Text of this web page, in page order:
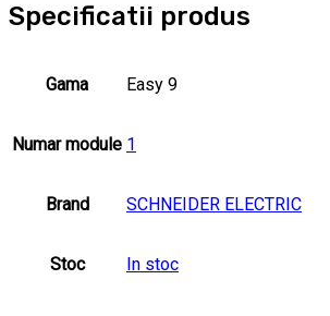
Specificatii produs
Gama Easy 9
Numar module 1
Brand SCHNEIDER ELECTRIC
Stoc In stoc